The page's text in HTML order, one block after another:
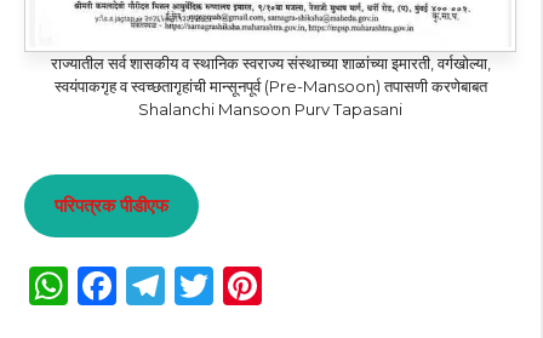
राज्यातील सर्व शासकीय व स्थानिक स्वराज्य संस्थाच्या शाळांच्या इमारती, वर्गखोल्या,
स्वयंपाकगृह व स्वच्छतागृहांची मान्सूनपूर्व (Pre-Mansoon) तपासणी करणेबाबत
Shalanchi Mansoon Purv Tapasani
परिपत्रक पीडीएफ
W F
T
T